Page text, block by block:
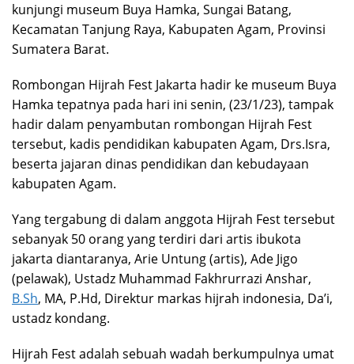
kunjungi museum Buya Hamka, Sungai Batang,
Kecamatan Tanjung Raya, Kabupaten Agam, Provinsi
Sumatera Barat.
Rombongan Hijrah Fest Jakarta hadir ke museum Buya
Hamka tepatnya pada hari ini senin, (23/1/23), tampak
hadir dalam penyambutan rombongan Hijrah Fest
tersebut, kadis pendidikan kabupaten Agam, Drs.Isra,
beserta jajaran dinas pendidikan dan kebudayaan
kabupaten Agam.
Yang tergabung di dalam anggota Hijrah Fest tersebut
sebanyak 50 orang yang terdiri dari artis ibukota
jakarta diantaranya, Arie Untung (artis), Ade Jigo
(pelawak), Ustadz Muhammad Fakhrurrazi Anshar,
B.Sh, MA, P.Hd, Direktur markas hijrah indonesia, Da’i,
ustadz kondang.
Hijrah Fest adalah sebuah wadah berkumpulnya umat